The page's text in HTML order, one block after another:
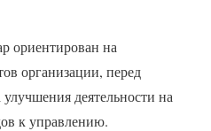
ориентирован на
организации, перед
деятельности на
к управлению.